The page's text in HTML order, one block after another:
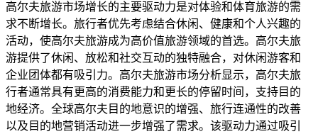
高尔夫旅游市场增长的主要驱动力是对体验和体育旅游的需
求不断增长。旅行者优先考虑结合休闲、健康和个人兴趣的
活动，使高尔夫旅游成为高价值旅游领域的首选。高尔夫旅
游提供了休闲、放松和社交互动的独特融合，对休闲游客和
企业团体都有吸引力。高尔夫旅游市场分析显示，高尔夫旅
行者通常具有更高的消费能力和更长的停留时间，支持目的
地经济。全球高尔夫目的地意识的增强、旅行连通性的改善
以及目的地营销活动进一步增强了需求。该驱动力通过吸引